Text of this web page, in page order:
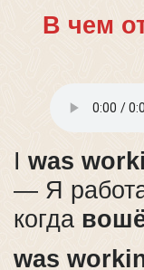
В чем
I was
— Я
когда
was